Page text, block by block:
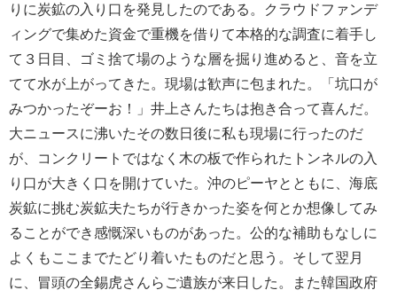
りに炭鉱の入り口を発見したのである。クラウドファンデ
ィングで集めた資金で重機を借りて本格的な調査に着手し
て３日目、ゴミ捨て場のような層を掘り進めると、音を立
てて水が上がってきた。現場は歓声に包まれた。「坑口が
みつかったぞーお！」井上さんたちは抱き合って喜んだ。
大ニュースに沸いたその数日後に私も現場に行ったのだ
が、コンクリートではなく木の板で作られたトンネルの入
り口が大きく口を開けていた。沖のピーヤとともに、海底
炭鉱に挑む炭鉱夫たちが行きかった姿を何とか想像してみ
ることができ感慨深いものがあった。公的な補助もなしに
よくもここまでたどり着いたものだと思う。そして翌月
に、冒頭の全錫虎さんらご遺族が来日した。また韓国政府